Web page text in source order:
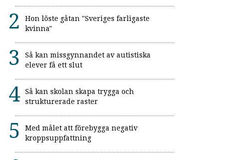
Hon löste gåtan "Sveriges farligaste
kvinna"
Så kan missgynnandet av autistiska
elever få ett slut
Så kan skolan skapa trygga och
strukturerade raster
Med målet att förebygga negativ
kroppsuppfattning